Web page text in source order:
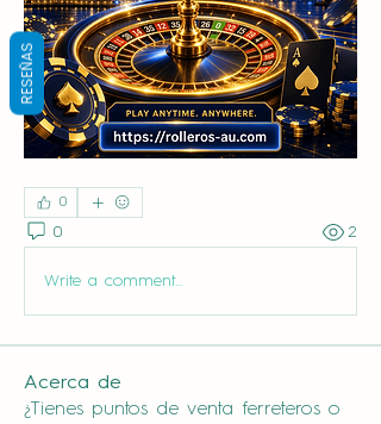
0
0 2
Write a comment...
Acerca de
¿Tienes puntos de venta ferreteros o
RESEÑAS